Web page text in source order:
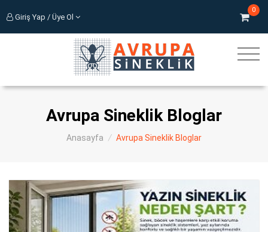
Giriş Yap / Üye Ol
0
Avrupa Sineklik Bloglar
Anasayfa / Avrupa Sineklik Bloglar